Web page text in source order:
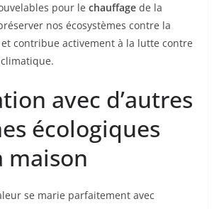
pour le chauffage de la
nos écosystèmes contre la
contribue activement à la lutte contre
avec d’autres
écologiques
maison
se marie parfaitement avec